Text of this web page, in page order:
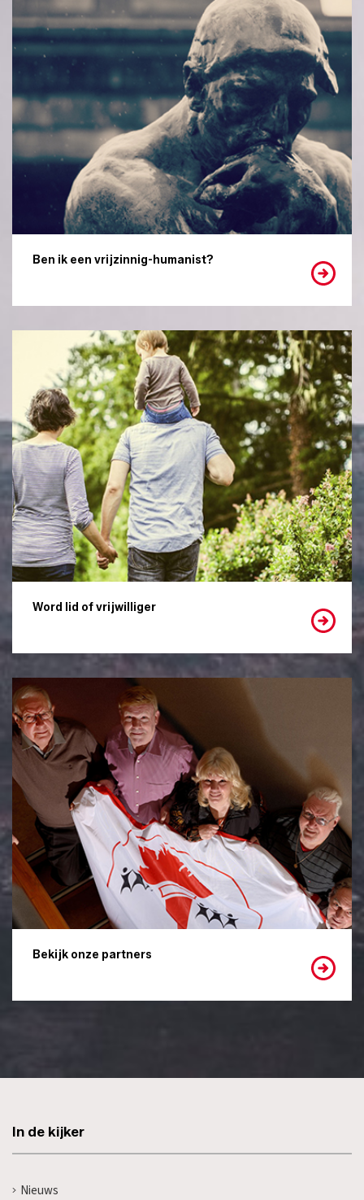
Ben ik een vrijzinnig-humanist?
Word lid of vrijwilliger
Bekijk onze partners
In de kijker
Nieuws